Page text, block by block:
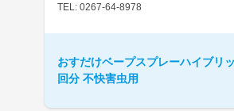
TEL: 0267-64-8978
おすだけベープスプレーハイブリ
回分 不快害虫用